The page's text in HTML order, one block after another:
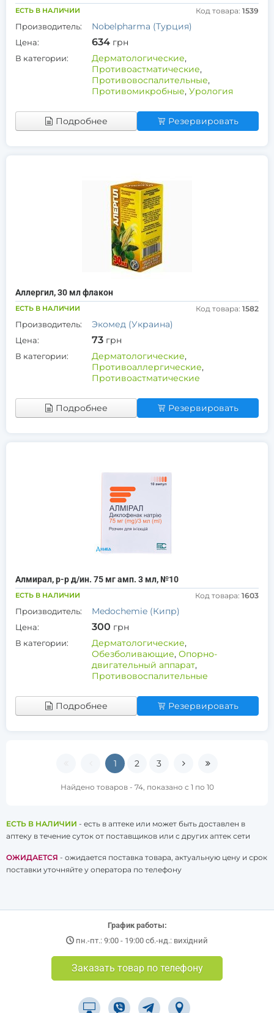
ЕСТЬ В НАЛИЧИИ Код товара: 1539
Производитель: Nobelpharma (Турция)
Цена: 634 грн
В категории: Дерматологические,
Противоастматические,
Противовоспалительные,
Противомикробные, Урология
Подробнее Резервировать
Аллергил, 30 мл флакон
ЕСТЬ В НАЛИЧИИ Код товара: 1582
Производитель: Экомед (Украина)
Цена: 73 грн
В категории: Дерматологические,
Противоаллергические,
Противоастматические
Подробнее Резервировать
Алмирал, р-р д/ин. 75 мг амп. 3 мл, №10
ЕСТЬ В НАЛИЧИИ Код товара: 1603
Производитель: Medochemie (Кипр)
Цена: 300 грн
В категории: Дерматологические,
Обезболивающие, Опорно-
двигательный аппарат,
Противовоспалительные
Подробнее Резервировать
1 2 3
Найдено товаров - 74, показано с 1 по 10
ЕСТЬ В НАЛИЧИИ - есть в аптеке или может быть доставлен в
аптеку в течение суток от поставщиков или с других аптек сети
ОЖИДАЕТСЯ - ожидается поставка товара, актуальную цену и срок
поставки уточняйте у оператора по телефону
График работы:
пн.-пт.: 9:00 - 19:00 сб.-нд.: вихідний
Заказать товар по телефону